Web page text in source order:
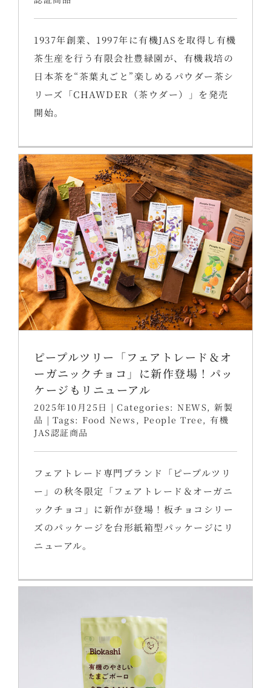
1937年創業、1997年に有機JASを取得し有機
茶生産を行う有限会社豊緑園が、有機栽培の
日本茶を“茶葉丸ごと”楽しめるパウダー茶シ
リーズ「CHAWDER（茶ウダー）」を発売
開始。
ピープルツリー「フェアトレード＆オ
ーガニックチョコ」に新作登場！パッ
ケージもリニューアル
2025年10月25日 | Categories: NEWS, 新製
品 | Tags: Food News , People Tree , 有機
JAS認証商品
フェアトレード専門ブランド「ピープルツリ
ー」の秋冬限定「フェアトレード＆オーガニ
ックチョコ」に新作が登場！板チョコシリー
ズのパッケージを台形紙箱型パッケージにリ
ニューアル。